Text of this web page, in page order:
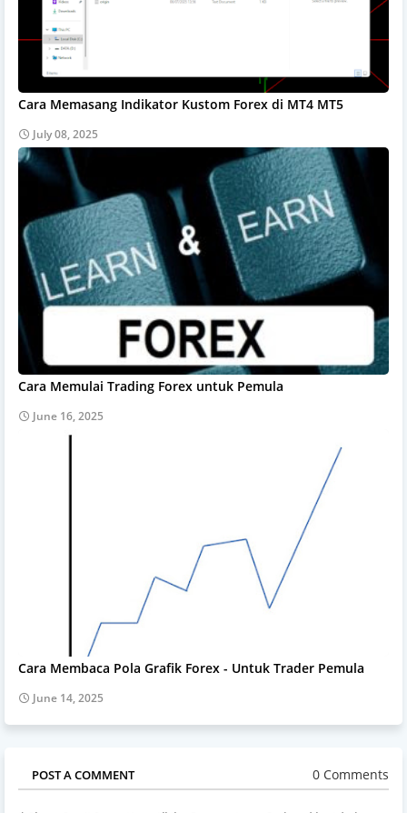
Cara Memasang Indikator Kustom Forex di MT4 MT5
July 08, 2025
Cara Memulai Trading Forex untuk Pemula
June 16, 2025
Cara Membaca Pola Grafik Forex - Untuk Trader Pemula
June 14, 2025
POST A COMMENT 0 Comments